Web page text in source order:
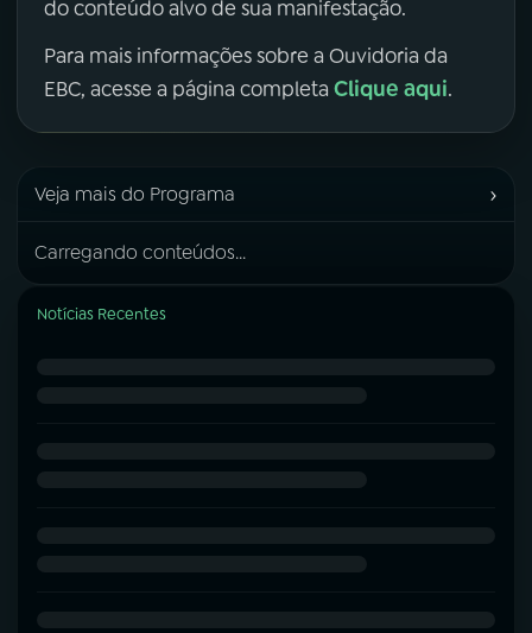
do conteúdo alvo de sua manifestação.
Para mais informações sobre a Ouvidoria da
EBC, acesse a página completa Clique aqui.
Veja mais do Programa ›
Carregando conteúdos...
Notícias Recentes